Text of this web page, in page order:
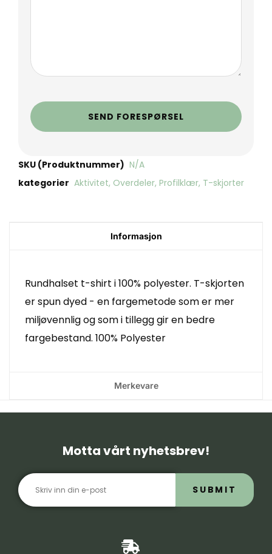
SEND FORESPØRSEL
SKU (Produktnummer) N/A
kategorier Aktivitet, Overdeler, Profilklær, T-skjorter
Informasjon
Rundhalset t-shirt i 100% polyester. T-skjorten
er spun dyed - en fargemetode som er mer
miljøvennlig og som i tillegg gir en bedre
fargebestand. 100% Polyester
Merkevare
Motta vårt nyhetsbrev!
SUBMIT